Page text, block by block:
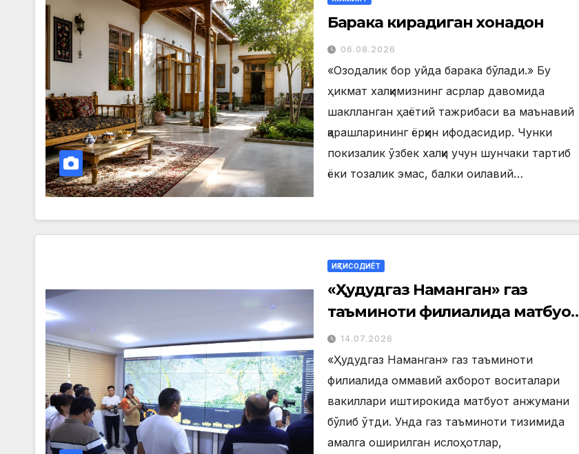
Барака кирадиган хонадон
06.08.2026
«Озодалик бор уйда барака бўлади.» Бу
ҳикмат халқимизнинг асрлар давомида
шаклланган ҳаётий тажрибаси ва маънавий
қарашларининг ёрқин ифодасидир. Чунки
покизалик ўзбек халқи учун шунчаки тартиб
ёки тозалик эмас, балки оилавий…
ИҚТИСОДИЁТ
«Ҳудудгаз Наманган» газ
таъминоти филиалида матбуот
анжумани ўтказилди
14.07.2026
«Ҳудудгаз Наманган» газ таъминоти
филиалида оммавий ахборот воситалари
вакиллари иштирокида матбуот анжумани
бўлиб ўтди. Унда газ таъминоти тизимида
амалга оширилган ислоҳотлар,